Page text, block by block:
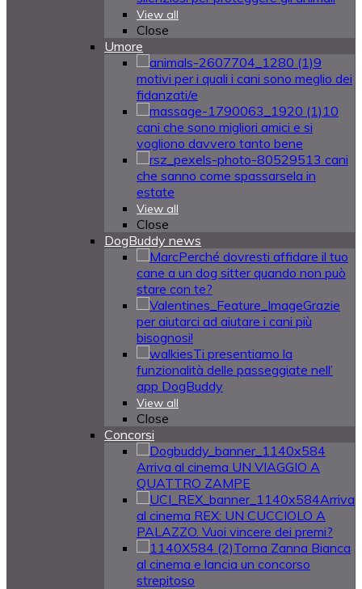
View all
Close
Umore
9
motivi per i quali i cani sono meglio dei
fidanzati/e
10
cani che sono migliori amici e si
vogliono davvero tanto bene
13 cani
che sanno come spassarsela in
estate
View all
Close
DogBuddy news
Perché dovresti affidare il tuo
cane a un dog sitter quando non può
stare con te?
Grazie
per aiutarci ad aiutare i cani più
bisognosi!
Ti presentiamo la
funzionalità delle passeggiate nell’
app DogBuddy
View all
Close
Concorsi
Arriva al cinema UN VIAGGIO A
QUATTRO ZAMPE
Arriva
al cinema REX: UN CUCCIOLO A
PALAZZO. Vuoi vincere dei premi?
Torna Zanna Bianca
al cinema e lancia un concorso
strepitoso